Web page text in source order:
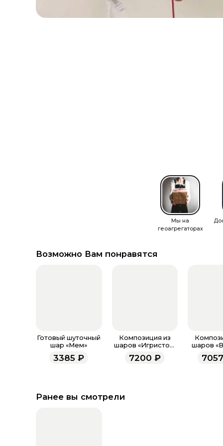
Мы на
геоагрегаторах
Возможно Вам понравятся
Готовый шуточный
шар «Мем»
3385 ₽
Композиция из
шаров «Игристое.
7200 ₽
шаров
Ранее вы смотрели